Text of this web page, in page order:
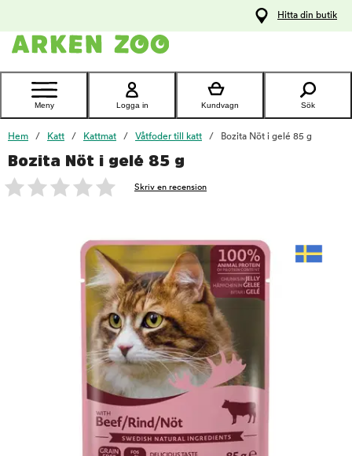
Kontakta
Hitta din butik
Meny Logga in Kundvagn Sök
Hem Katt Kattmat Våtfoder till katt Bozita Nöt i gelé 85 g
Bozita Nöt i gelé 85 g
Skriv en recension
foo